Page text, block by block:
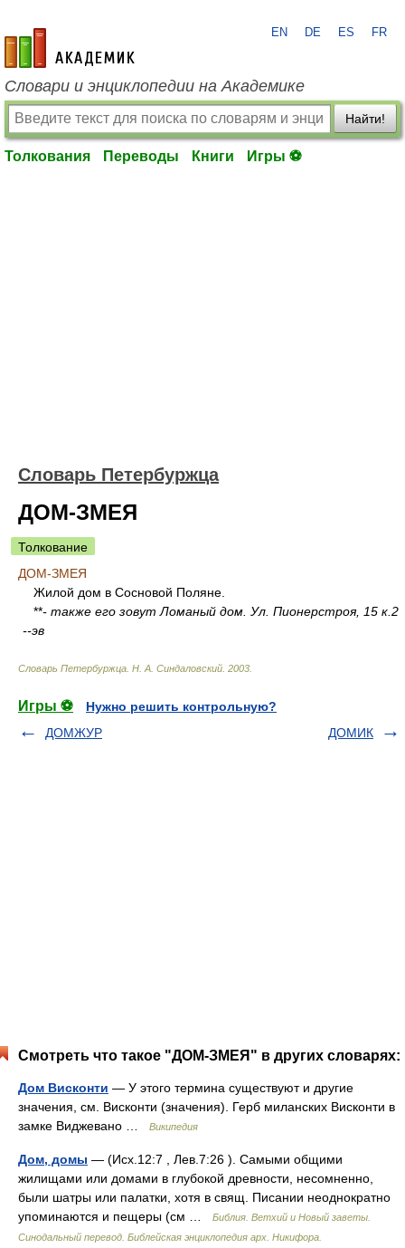
academic.ru
EN DE ES FR
Словари и энциклопедии на Академике
Найти!
Толкования Переводы Книги Игры ⚽
Словарь Петербуржца
ДОМ-ЗМЕЯ
Толкование
ДОМ-ЗМЕЯ
Жилой дом в Сосновой Поляне.
**- также его зовут Ломаный дом. Ул. Пионерстроя, 15 к.2
--эв
Словарь Петербуржца Н. А. Синдаловский 2003
Игры ⚽
Нужно решить контрольную?
ДОМЖУР
ДОМИК
Смотреть что такое "ДОМ-ЗМЕЯ" в других словарях:
Дом Висконти — У этого термина существуют и другие
значения, см. Висконти (значения). Герб миланских Висконти в
замке Виджевано …
Википедия
Дом, домы — (Исх.12:7 , Лев.7:26 ). Самыми общими
жилищами или домами в глубокой древности, несомненно,
были шатры или палатки, хотя в свящ. Писании неоднократно
упоминаются и пещеры (см …
Библия. Ветхий и Новый заветы.
Синодальный перевод. Библейская энциклопедия арх. Никифора.